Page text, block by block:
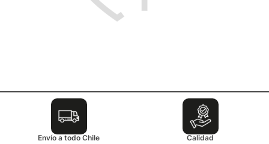
Envío a todo Chile Calidad